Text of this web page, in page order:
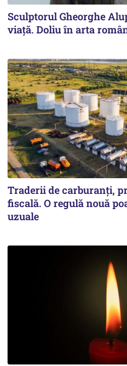
Sculptorul Gheorghe
viață. Doliu în arta
Traderii de carburanți,
fiscală. O regulă nouă
uzuale